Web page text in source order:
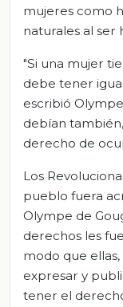
mujeres como
naturales al ser
"Si una mujer
debe tener
escribió
debían
derecho de
Los
pueblo fuera
Olympe de
derechos les
modo que
expresar y
tener el